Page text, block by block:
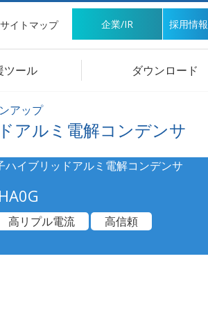
サイトマップ 企業/IR 採用情報
ツール ダウンロード
アップ
アルミ電解コンデンサ
イブリッドアルミ電解コンデンサ
高リプル電流
高信頼